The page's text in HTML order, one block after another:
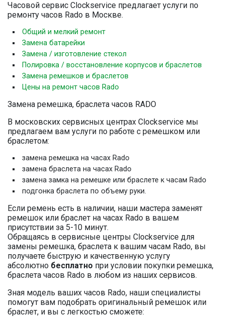
Часовой сервис Clockservice предлагает услуги по
ремонту часов Rado в Москве.
Общий и мелкий ремонт
Замена батарейки
Замена / изготовление стекол
Полировка / восстановление корпусов и браслетов
Замена ремешков и браслетов
Цены на ремонт часов Rado
Замена ремешка, браслета часов RADO
В московских сервисных центрах Clockservice мы
предлагаем вам услуги по работе с ремешком или
браслетом:
замена ремешка на часах Rado
замена браслета на часах Rado
замена замка на ремешке или браслете к часам Rado
подгонка браслета по объему руки.
Если ремень есть в наличии, наши мастера заменят
ремешок или браслет на часах Rado в вашем
присутствии за 5-10 минут.
Обращаясь в сервисные центры Clockservice для
замены ремешка, браслета к вашим часам Rado, вы
получаете быструю и качественную услугу
абсолютно бесплатно при условии покупки ремешка,
браслета часов Rado в любом из наших сервисов.
Зная модель ваших часов Rado, наши специалисты
помогут вам подобрать оригинальный ремешок или
браслет, и вы с легкостью сможете: